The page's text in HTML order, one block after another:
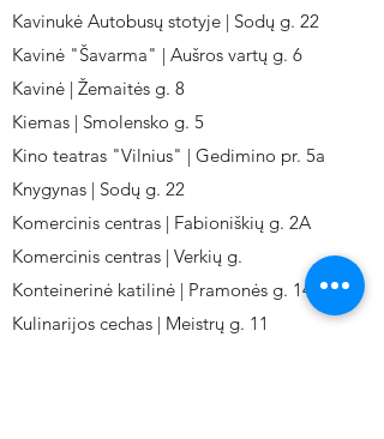
Kavinukė Autobusų stotyje | Sodų g. 22
Kavinė "Šavarma" | Aušros vartų g. 6
Kavinė | Žemaitės g. 8
Kiemas | Smolensko g. 5
Kino teatras "Vilnius" | Gedimino pr. 5a
Knygynas | Sodų g. 22
Komercinis centras | Fabioniškių g. 2A
Komercinis centras | Verkių g.
Konteinerinė katilinė | Pramonės g. 141
Kulinarijos cechas | Meistrų g. 11